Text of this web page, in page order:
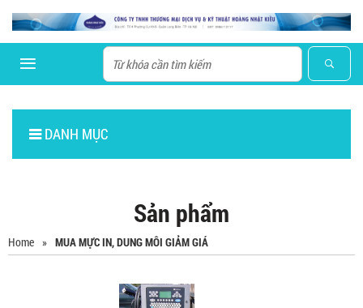
DANH MỤC
Sản phẩm
Home » MUA MỰC IN, DUNG MÔI GIẢM GIÁ